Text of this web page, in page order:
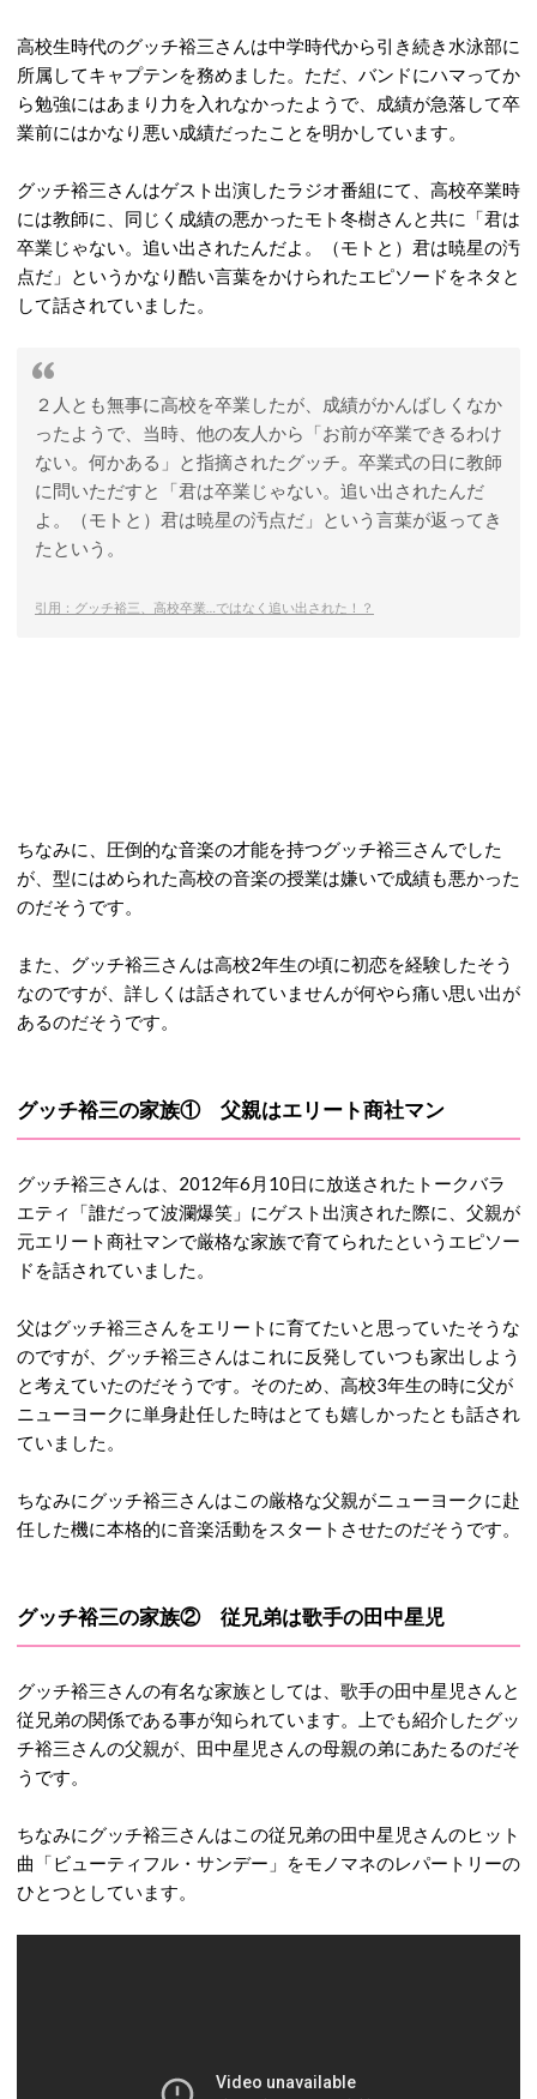
高校生時代のグッチ裕三さんは中学時代から引き続き水泳部に
所属してキャプテンを務めました。ただ、バンドにハマってか
ら勉強にはあまり力を入れなかったようで、成績が急落して卒
業前にはかなり悪い成績だったことを明かしています。
グッチ裕三さんはゲスト出演したラジオ番組にて、高校卒業時
には教師に、同じく成績の悪かったモト冬樹さんと共に「君は
卒業じゃない。追い出されたんだよ。（モトと）君は暁星の汚
点だ」というかなり酷い言葉をかけられたエピソードをネタと
して話されていました。
２人とも無事に高校を卒業したが、成績がかんばしくなか
ったようで、当時、他の友人から「お前が卒業できるわけ
ない。何かある」と指摘されたグッチ。卒業式の日に教師
に問いただすと「君は卒業じゃない。追い出されたんだ
よ。（モトと）君は暁星の汚点だ」という言葉が返ってき
たという。
引用：グッチ裕三、高校卒業…ではなく追い出された！？
ちなみに、圧倒的な音楽の才能を持つグッチ裕三さんでした
が、型にはめられた高校の音楽の授業は嫌いで成績も悪かった
のだそうです。
また、グッチ裕三さんは高校2年生の頃に初恋を経験したそう
なのですが、詳しくは話されていませんが何やら痛い思い出が
あるのだそうです。
グッチ裕三の家族① 父親はエリート商社マン
グッチ裕三さんは、2012年6月10日に放送されたトークバラ
エティ「誰だって波瀾爆笑」にゲスト出演された際に、父親が
元エリート商社マンで厳格な家族で育てられたというエピソー
ドを話されていました。
父はグッチ裕三さんをエリートに育てたいと思っていたそうな
のですが、グッチ裕三さんはこれに反発していつも家出しよう
と考えていたのだそうです。そのため、高校3年生の時に父が
ニューヨークに単身赴任した時はとても嬉しかったとも話され
ていました。
ちなみにグッチ裕三さんはこの厳格な父親がニューヨークに赴
任した機に本格的に音楽活動をスタートさせたのだそうです。
グッチ裕三の家族② 従兄弟は歌手の田中星児
グッチ裕三さんの有名な家族としては、歌手の田中星児さんと
従兄弟の関係である事が知られています。上でも紹介したグッ
チ裕三さんの父親が、田中星児さんの母親の弟にあたるのだそ
うです。
ちなみにグッチ裕三さんはこの従兄弟の田中星児さんのヒット
曲「ビューティフル・サンデー」をモノマネのレパートリーの
ひとつとしています。